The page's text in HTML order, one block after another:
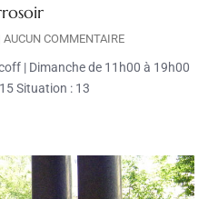
AUCUN COMMENTAIRE
| Dimanche de 11h00 à 19h00
Situation : 13